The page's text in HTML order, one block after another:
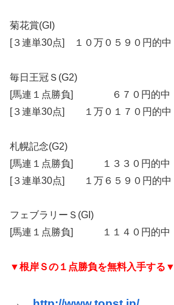
菊花賞(GI)
[３連単30点] １０万０５９０円的中
毎日王冠Ｓ(G2)
[馬連１点勝負] ６７０円的中
[３連単30点] １万０１７０円的中
札幌記念(G2)
[馬連１点勝負] １３３０円的中
[３連単30点] １万６５９０円的中
フェブラリーＳ(GI)
[馬連１点勝負] １１４０円的中
▼根岸Ｓの１点勝負を無料入手する▼